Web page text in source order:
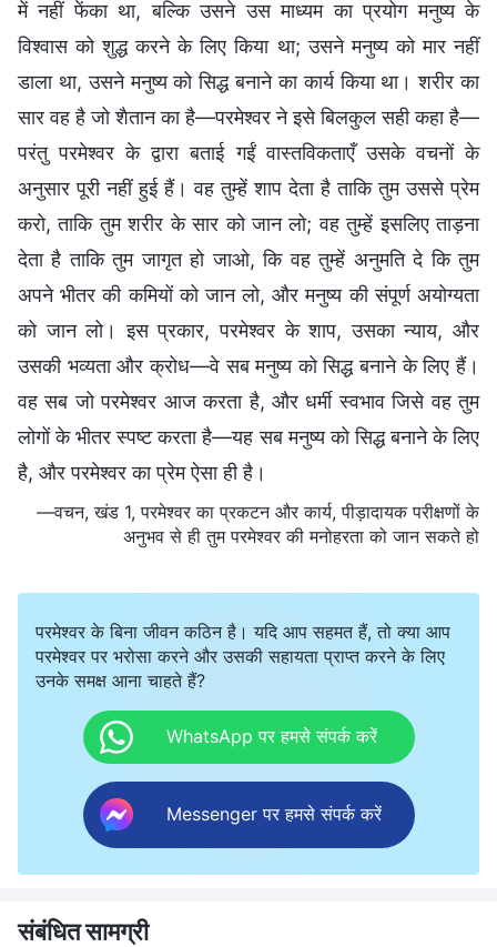
में नहीं फेंका था, बल्कि उसने उस माध्यम का प्रयोग मनुष्य के
विश्वास को शुद्ध करने के लिए किया था; उसने मनुष्य को मार नहीं
डाला था, उसने मनुष्य को सिद्ध बनाने का कार्य किया था। शरीर का
सार वह है जो शैतान का है—परमेश्वर ने इसे बिलकुल सही कहा है—
परंतु परमेश्वर के द्वारा बताई गईं वास्तविकताएँ उसके वचनों के
अनुसार पूरी नहीं हुई हैं। वह तुम्हें शाप देता है ताकि तुम उससे प्रेम
करो, ताकि तुम शरीर के सार को जान लो; वह तुम्हें इसलिए ताड़ना
देता है ताकि तुम जागृत हो जाओ, कि वह तुम्हें अनुमति दे कि तुम
अपने भीतर की कमियों को जान लो, और मनुष्य की संपूर्ण अयोग्यता
को जान लो। इस प्रकार, परमेश्वर के शाप, उसका न्याय, और
उसकी भव्यता और क्रोध—वे सब मनुष्य को सिद्ध बनाने के लिए हैं।
वह सब जो परमेश्वर आज करता है, और धर्मी स्वभाव जिसे वह तुम
लोगों के भीतर स्पष्ट करता है—यह सब मनुष्य को सिद्ध बनाने के लिए
है, और परमेश्वर का प्रेम ऐसा ही है।
—वचन, खंड 1, परमेश्वर का प्रकटन और कार्य, पीड़ादायक परीक्षणों के
अनुभव से ही तुम परमेश्वर की मनोहरता को जान सकते हो
परमेश्वर के बिना जीवन कठिन है। यदि आप सहमत हैं, तो क्या आप
परमेश्वर पर भरोसा करने और उसकी सहायता प्राप्त करने के लिए
उनके समक्ष आना चाहते हैं?
WhatsApp पर हमसे संपर्क करें
Messenger पर हमसे संपर्क करें
संबंधित सामग्री